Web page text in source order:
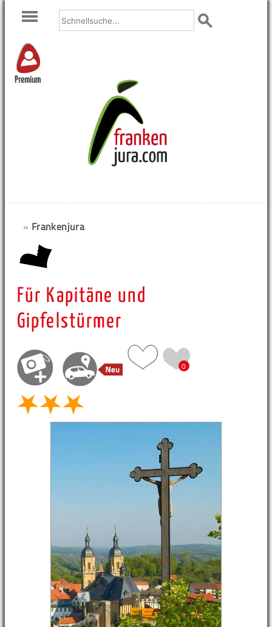
Premium
» Frankenjura
Für Kapitäne und
Gipfelstürmer
0